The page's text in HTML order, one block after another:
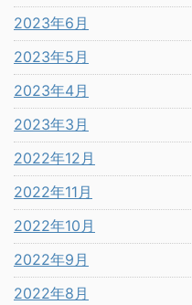
2023年6月
2023年5月
2023年4月
2023年3月
2022年12月
2022年11月
2022年10月
2022年9月
2022年8月